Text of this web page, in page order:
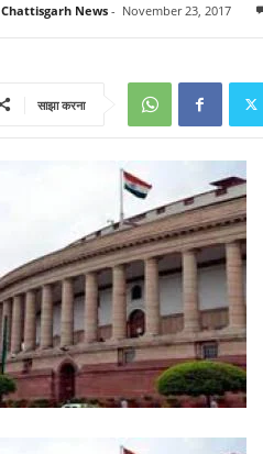
Chattisgarh News- November 23, 2017
साझा करना